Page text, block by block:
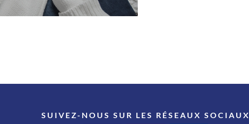
SUIVEZ-NOUS SUR LES RÉSEAUX SOCIAUX